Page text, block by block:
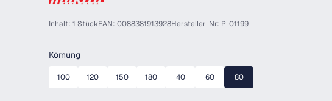
Inhalt: 1 StückEAN: 0088381913928Hersteller-Nr: P-01199
Körnungauswählen
100 120 150 180 40 60 80